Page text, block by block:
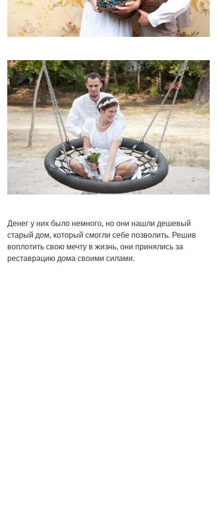
Денег у них было немного, но они нашли дешевый
старый дом, который смогли себе позволить. Решив
воплотить свою мечту в жизнь, они принялись за
реставрацию дома своими силами.